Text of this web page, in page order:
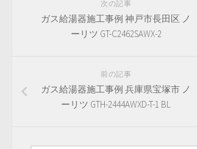
次の記事
ガス給湯器施工事例 神戸市長田区 ノ
ーリツ GT-C2462SAWX-2
前の記事
ガス給湯器施工事例 兵庫県宝塚市 ノ
ーリツ GTH-2444AWXD-T-1 BL